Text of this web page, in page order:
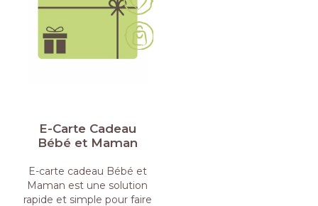
E-Carte Cadeau
Bébé et Maman
E-carte cadeau Bébé et
Maman est une solution
rapide et simple pour faire